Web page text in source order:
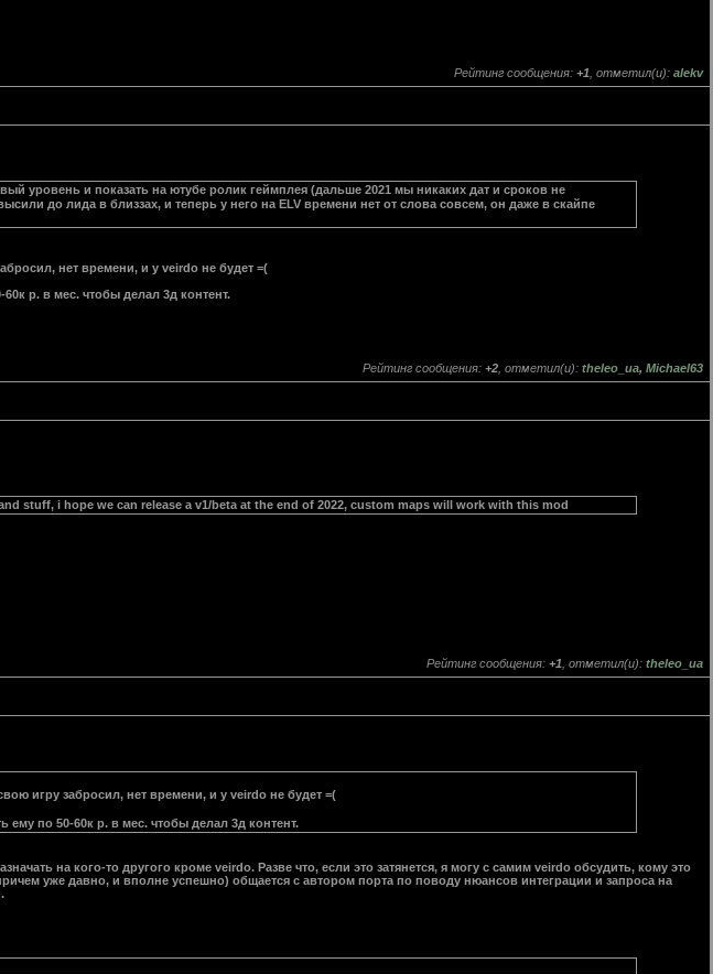
Рейтинг сообщения: +1 , отметил(и): alekv
уровень и показать на ютубе ролик геймплея (дальше 2021 мы никаких дат и сроков не
до лида в близзах, и теперь у него на ELV времени нет от слова совсем, он даже в скайпе
нет времени, и у veirdo не будет =(
р. в мес. чтобы делал 3д контент.
Рейтинг сообщения: +2 , отметил(и): theleo_ua, Michael63
stuff, i hope we can release a v1/beta at the end of 2022, custom maps will work with this mod
Рейтинг сообщения: +1 , отметил(и): theleo_ua
игру забросил, нет времени, и у veirdo не будет =(
по 50-60к р. в мес. чтобы делал 3д контент.
на кого-то другого кроме veirdo. Разве что, если это затянется, я могу с самим veirdo обсудить, кому это
уже давно, и вполне успешно) общается с автором порта по поводу нюансов интеграции и запроса на